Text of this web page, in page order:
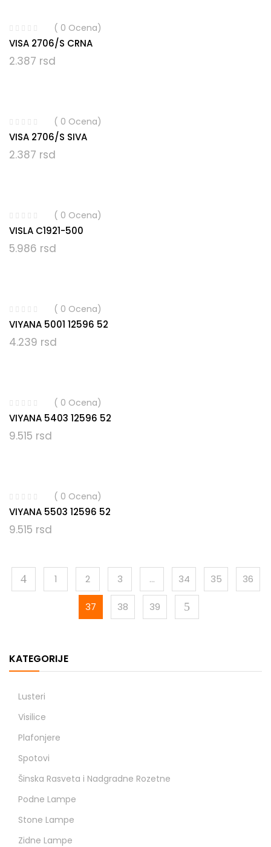
KATEGORIJE
Lusteri
Visilice
Plafonjere
Spotovi
Šinska Rasveta i Nadgradne Rozetne
Podne Lampe
Stone Lampe
Zidne Lampe
( 0 Ocena)
VISA 2706/S CRNA
2.387 rsd
( 0 Ocena)
VISA 2706/S SIVA
2.387 rsd
( 0 Ocena)
VISLA C1921-500
5.986 rsd
( 0 Ocena)
VIYANA 5001 12596 52
4.239 rsd
( 0 Ocena)
VIYANA 5403 12596 52
9.515 rsd
( 0 Ocena)
VIYANA 5503 12596 52
9.515 rsd
1 2 3 … 34 35 36
37 38 39